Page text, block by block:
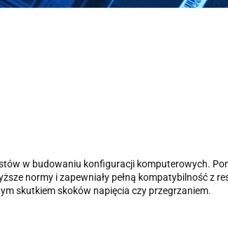
w budowaniu konfiguracji komputerowych.
normy i zapewniały pełną kompatybilność z
skutkiem skoków napięcia czy przegrzaniem.